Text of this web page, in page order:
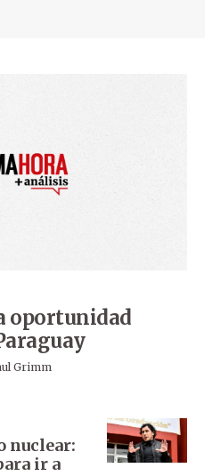
oportunidad
Grimm
nuclear:
ir a